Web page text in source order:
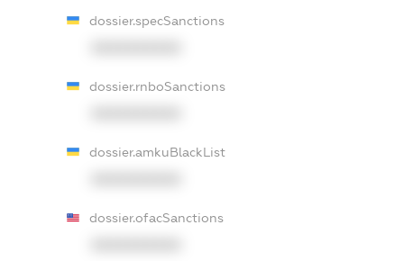
dossier.specSanctions
dossier.rnboSanctions
dossier.amkuBlackList
dossier.ofacSanctions